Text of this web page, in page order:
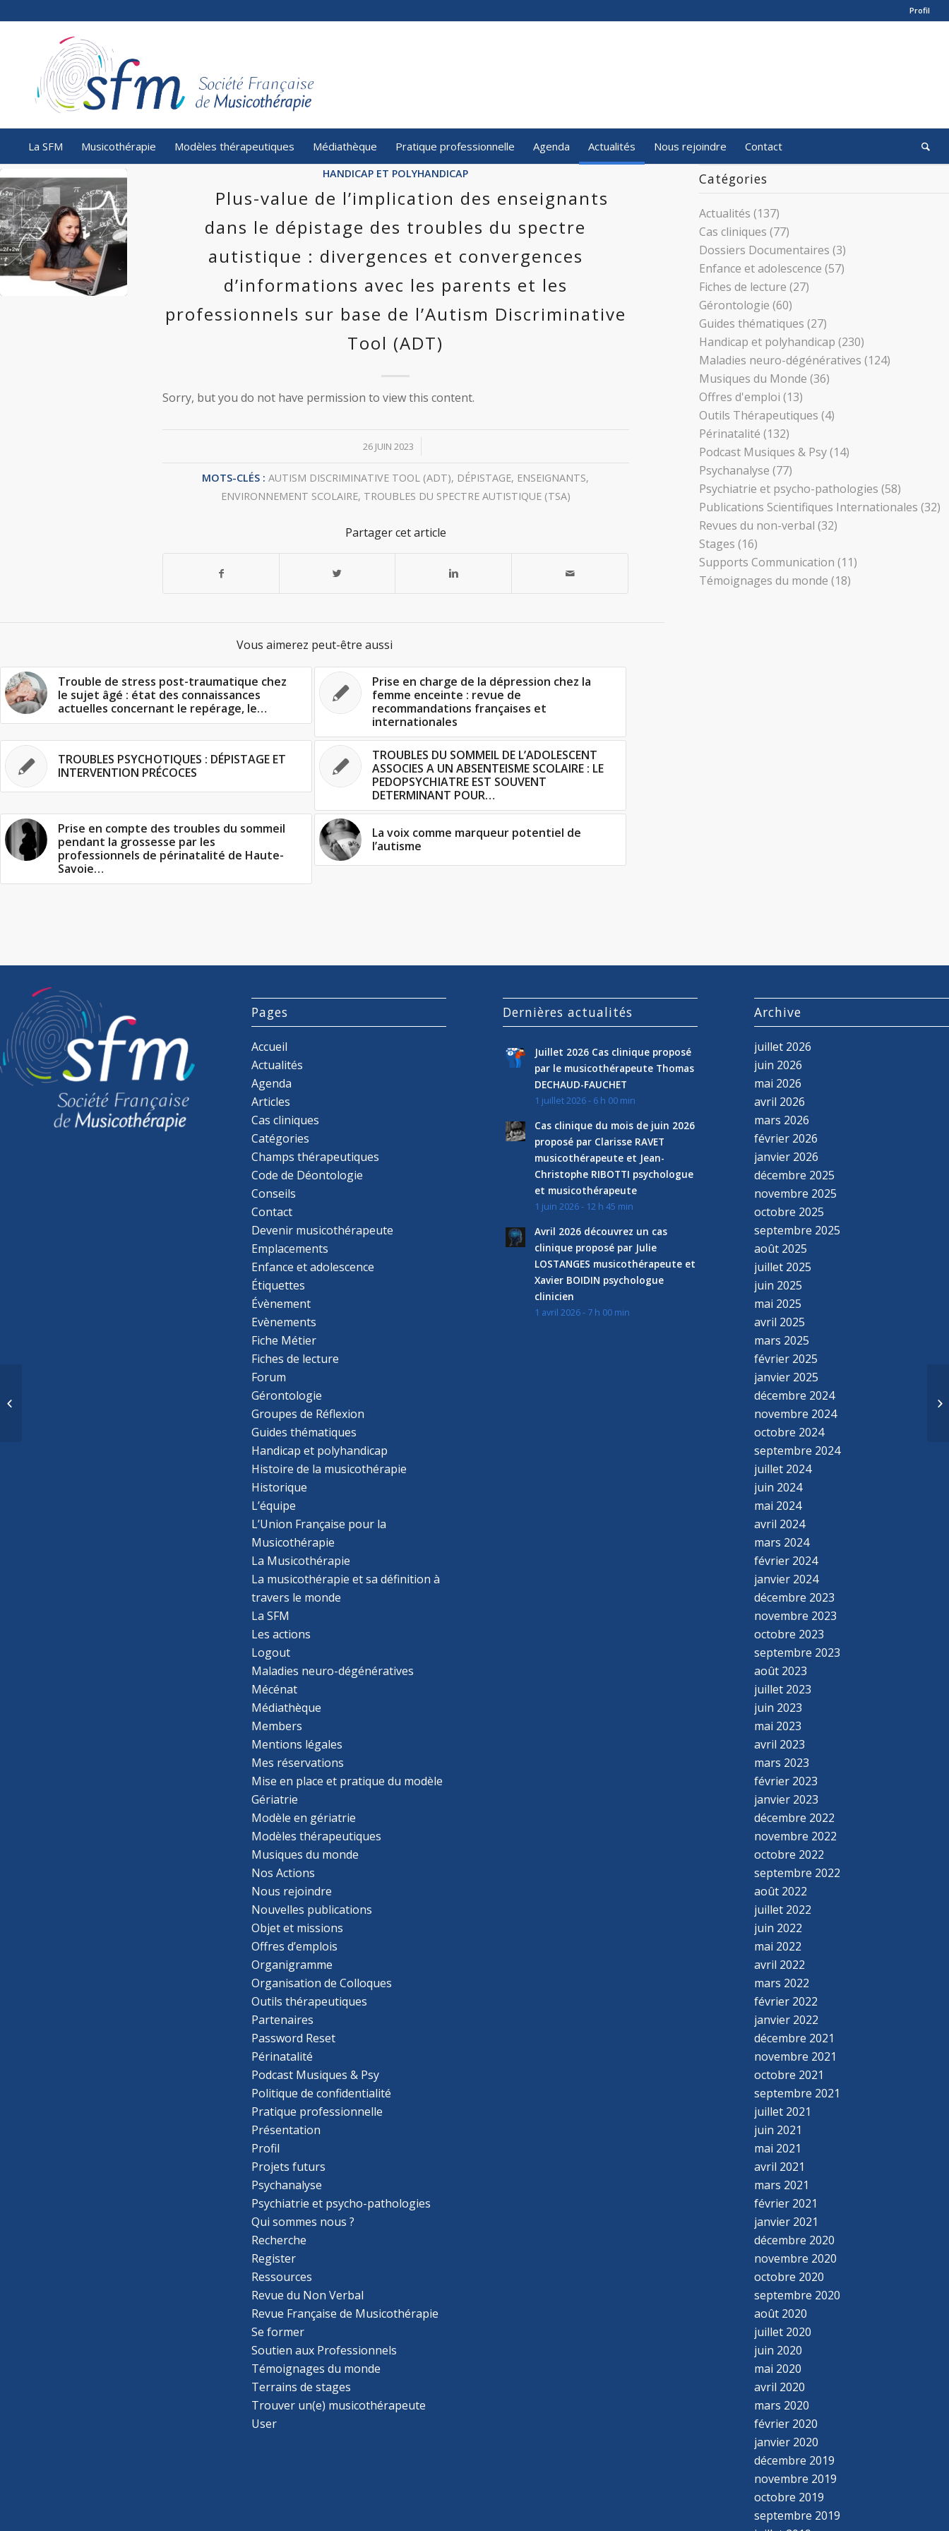
Profil
La SFM Musicothérapie Modèles thérapeutiques Médiathèque Pratique professionnelle Agenda Actualités Nous rejoindre Contact
HANDICAP ET POLYHANDICAP
Plus-value de l’implication des enseignants
dans le dépistage des troubles du spectre
autistique : divergences et convergences
d’informations avec les parents et les
professionnels sur base de l’Autism Discriminative
Tool (ADT)
Sorry, but you do not have permission to view this content.
26 JUIN 2023
/
MOTS-CLÉS : AUTISM DISCRIMINATIVE TOOL (ADT), DÉPISTAGE, ENSEIGNANTS,
ENVIRONNEMENT SCOLAIRE, TROUBLES DU SPECTRE AUTISTIQUE (TSA)
Partager cet article
Vous aimerez peut-être aussi
Trouble de stress post-traumatique chez
le sujet âgé : état des connaissances
actuelles concernant le repérage, le…
Prise en charge de la dépression chez la
femme enceinte : revue de
recommandations françaises et
internationales
TROUBLES PSYCHOTIQUES : DÉPISTAGE ET
INTERVENTION PRÉCOCES
TROUBLES DU SOMMEIL DE L’ADOLESCENT
ASSOCIES A UN ABSENTEISME SCOLAIRE : LE
PEDOPSYCHIATRE EST SOUVENT
DETERMINANT POUR…
Prise en compte des troubles du sommeil
pendant la grossesse par les
professionnels de périnatalité de Haute-
Savoie…
La voix comme marqueur potentiel de
l’autisme
Catégories
Actualités (137)
Cas cliniques (77)
Dossiers Documentaires (3)
Enfance et adolescence (57)
Fiches de lecture (27)
Gérontologie (60)
Guides thématiques (27)
Handicap et polyhandicap (230)
Maladies neuro-dégénératives (124)
Musiques du Monde (36)
Offres d'emploi (13)
Outils Thérapeutiques (4)
Périnatalité (132)
Podcast Musiques & Psy(14)
Psychanalyse (77)
Psychiatrie et psycho-pathologies (58)
Publications Scientifiques Internationales (32)
Revues du non-verbal (32)
Stages (16)
Supports Communication (11)
Témoignages du monde (18)
Pages
Accueil
Actualités
Agenda
Articles
Cas cliniques
Catégories
Champs thérapeutiques
Code de Déontologie
Conseils
Contact
Devenir musicothérapeute
Emplacements
Enfance et adolescence
Étiquettes
Évènement
Evènements
Fiche Métier
Fiches de lecture
Forum
Gérontologie
Groupes de Réflexion
Guides thématiques
Handicap et polyhandicap
Histoire de la musicothérapie
Historique
L’équipe
L’Union Française pour la
Musicothérapie
La Musicothérapie
La musicothérapie et sa définition à
travers le monde
La SFM
Les actions
Logout
Maladies neuro-dégénératives
Mécénat
Médiathèque
Members
Mentions légales
Mes réservations
Mise en place et pratique du modèle
Gériatrie
Modèle en gériatrie
Modèles thérapeutiques
Musiques du monde
Nos Actions
Nous rejoindre
Nouvelles publications
Objet et missions
Offres d’emplois
Organigramme
Organisation de Colloques
Outils thérapeutiques
Partenaires
Password Reset
Périnatalité
Podcast Musiques & Psy
Politique de confidentialité
Pratique professionnelle
Présentation
Profil
Projets futurs
Psychanalyse
Psychiatrie et psycho-pathologies
Qui sommes nous ?
Recherche
Register
Ressources
Revue du Non Verbal
Revue Française de Musicothérapie
Se former
Soutien aux Professionnels
Témoignages du monde
Terrains de stages
Trouver un(e) musicothérapeute
User
Dernières actualités
Juillet 2026 Cas clinique proposé
par le musicothérapeute Thomas
DECHAUD-FAUCHET
1 juillet 2026 - 6 h 00 min
Cas clinique du mois de juin 2026
proposé par Clarisse RAVET
musicothérapeute et Jean-
Christophe RIBOTTI psychologue
et musicothérapeute
1 juin 2026 - 12 h 45 min
Avril 2026 découvrez un cas
clinique proposé par Julie
LOSTANGES musicothérapeute et
Xavier BOIDIN psychologue
clinicien
1 avril 2026 - 7 h 00 min
Archive
juillet 2026
juin 2026
mai 2026
avril 2026
mars 2026
février 2026
janvier 2026
décembre 2025
novembre 2025
octobre 2025
septembre 2025
août 2025
juillet 2025
juin 2025
mai 2025
avril 2025
mars 2025
février 2025
janvier 2025
décembre 2024
novembre 2024
octobre 2024
septembre 2024
juillet 2024
juin 2024
mai 2024
avril 2024
mars 2024
février 2024
janvier 2024
décembre 2023
novembre 2023
octobre 2023
septembre 2023
août 2023
juillet 2023
juin 2023
mai 2023
avril 2023
mars 2023
février 2023
janvier 2023
décembre 2022
novembre 2022
octobre 2022
septembre 2022
août 2022
juillet 2022
juin 2022
mai 2022
avril 2022
mars 2022
février 2022
janvier 2022
décembre 2021
novembre 2021
octobre 2021
septembre 2021
juillet 2021
juin 2021
mai 2021
avril 2021
mars 2021
février 2021
janvier 2021
décembre 2020
novembre 2020
octobre 2020
septembre 2020
août 2020
juillet 2020
juin 2020
mai 2020
avril 2020
mars 2020
février 2020
janvier 2020
décembre 2019
novembre 2019
octobre 2019
septembre 2019